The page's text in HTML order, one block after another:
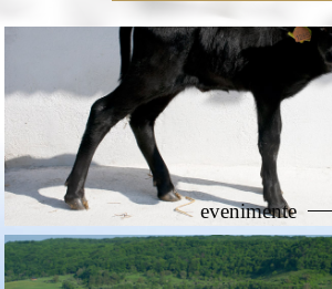
evenimente